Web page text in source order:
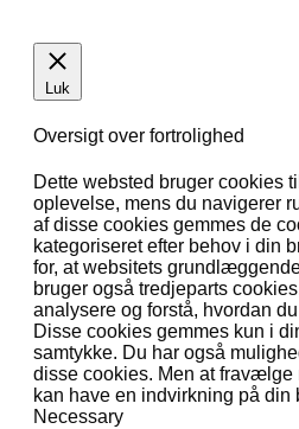
Luk
Oversigt over fortrolighed
Dette websted bruger cookies
oplevelse, mens du navigerer
af disse cookies gemmes de
kategoriseret efter behov i din
for, at websitets
bruger også tredjeparts
analysere og forstå, hvordan
Disse cookies gemmes kun i
samtykke. Du har også
disse cookies. Men at fravælge
kan have en indvirkning på din
Necessary